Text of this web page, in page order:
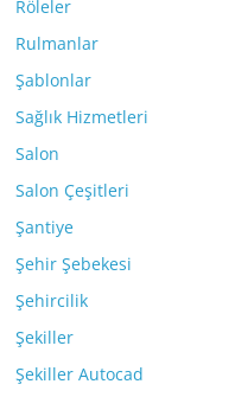
Röleler
Rulmanlar
Şablonlar
Sağlık Hizmetleri
Salon
Salon Çeşitleri
Şantiye
Şehir Şebekesi
Şehircilik
Şekiller
Şekiller Autocad